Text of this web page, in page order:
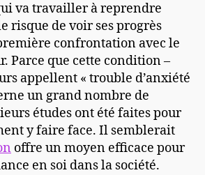
va travailler à reprendre
risque de voir ses progrès
confrontation avec le
Parce que cette condition –
appellent « trouble d’anxiété
un grand nombre de
études ont été faites pour
y faire face. Il semblerait
offre un moyen efficace pour
en soi dans la société.